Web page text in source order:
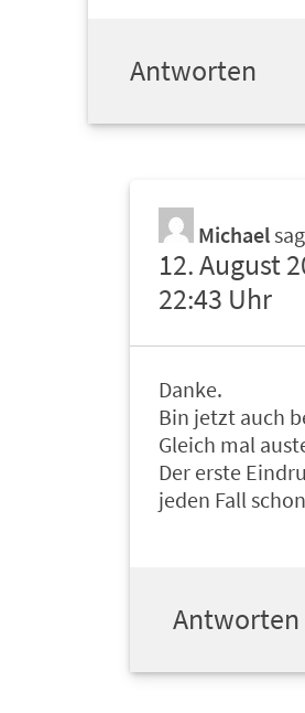
Antworten
Michael
12. August
22:43 Uhr
Danke.
Bin jetzt auch
Gleich mal
Der erste
jeden Fall
Antworten